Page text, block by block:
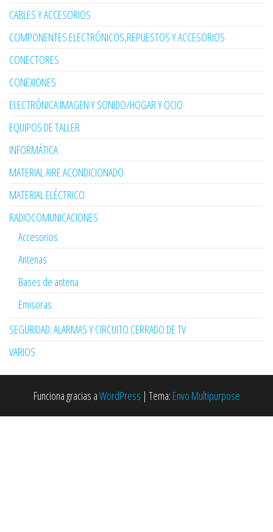
CABLES Y ACCESORIOS
COMPONENTES ELECTRÓNICOS,REPUESTOS Y ACCESORIOS
CONECTORES
CONEXIONES
ELECTRÓNICA:IMAGEN Y SONIDO/HOGAR Y OCIO
EQUIPOS DE TALLER
INFORMÁTICA
MATERIAL AIRE ACONDICIONADO
MATERIAL ELÉCTRICO
RADIOCOMUNICACIONES
Accesorios
Antenas
Bases de antena
Emisoras
SEGURIDAD: ALARMAS Y CIRCUITO CERRADO DE TV
VARIOS
Funciona gracias aWordPress | Tema: Envo Multipurpose